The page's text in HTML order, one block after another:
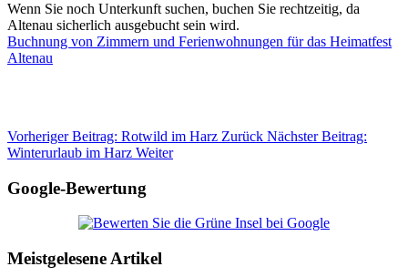
Wenn Sie noch Unterkunft suchen, buchen Sie rechtzeitig, da
Altenau sicherlich ausgebucht sein wird.
Buchnung von Zimmern und Ferienwohnungen für das Heimatfest
Altenau
Vorheriger Beitrag: Rotwild im Harz Zurück Nächster Beitrag:
Winterurlaub im Harz Weiter
Google-Bewertung
Meistgelesene Artikel